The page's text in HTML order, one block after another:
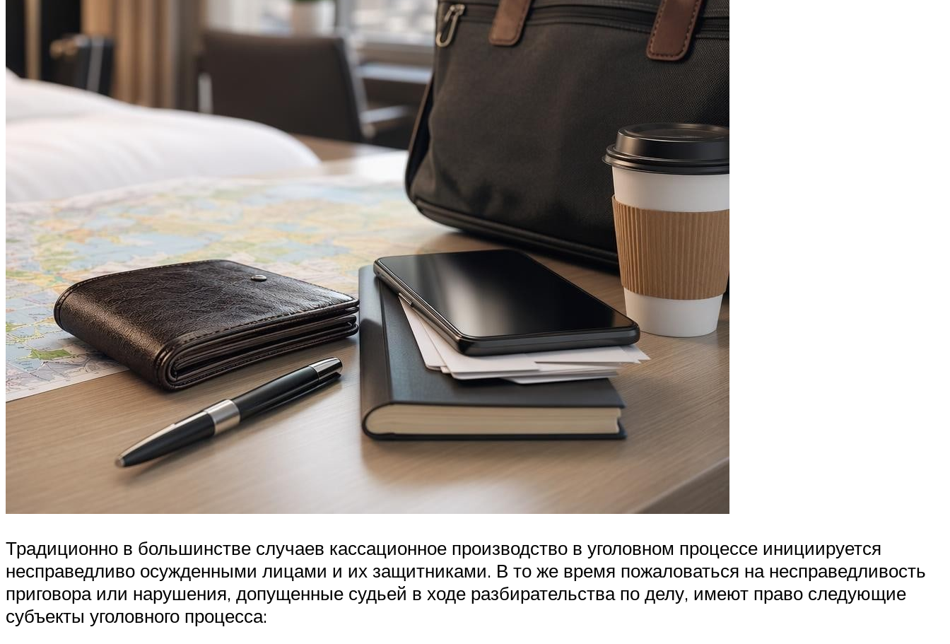
Традиционно в большинстве случаев кассационное производство в уголовном процессе инициируется
несправедливо осужденными лицами и их защитниками. В то же время пожаловаться на несправедливость
приговора или нарушения, допущенные судьей в ходе разбирательства по делу, имеют право следующие
субъекты уголовного процесса: